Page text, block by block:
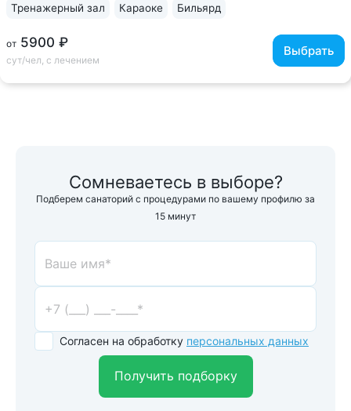
от 5900 ₽
сут/чел, с лечением
Выбрать
Тренажерный зал Караоке Бильярд
Сомневаетесь в выборе?
Подберем санаторий с процедурами по вашему профилю за
15 минут
Согласен на обработку персональных данных
Получить подборку